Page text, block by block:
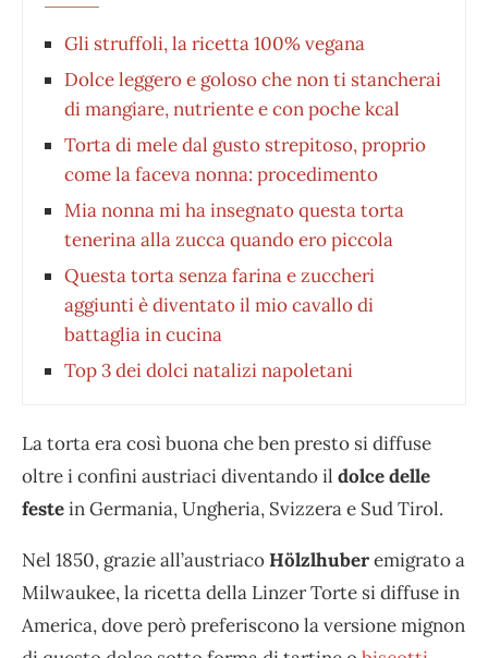
Gli struffoli, la ricetta 100% vegana
Dolce leggero e goloso che non ti stancherai
di mangiare, nutriente e con poche kcal
Torta di mele dal gusto strepitoso, proprio
come la faceva nonna: procedimento
Mia nonna mi ha insegnato questa torta
tenerina alla zucca quando ero piccola
Questa torta senza farina e zuccheri
aggiunti è diventato il mio cavallo di
battaglia in cucina
Top 3 dei dolci natalizi napoletani
La torta era così buona che ben presto si diffuse
oltre i confini austriaci diventando il dolce delle
festein Germania, Ungheria, Svizzera e Sud Tirol.
Nel 1850, grazie all’austriacoHölzlhuberemigrato a
Milwaukee, la ricetta della Linzer Torte si diffuse in
America, dove però preferiscono la versione mignon